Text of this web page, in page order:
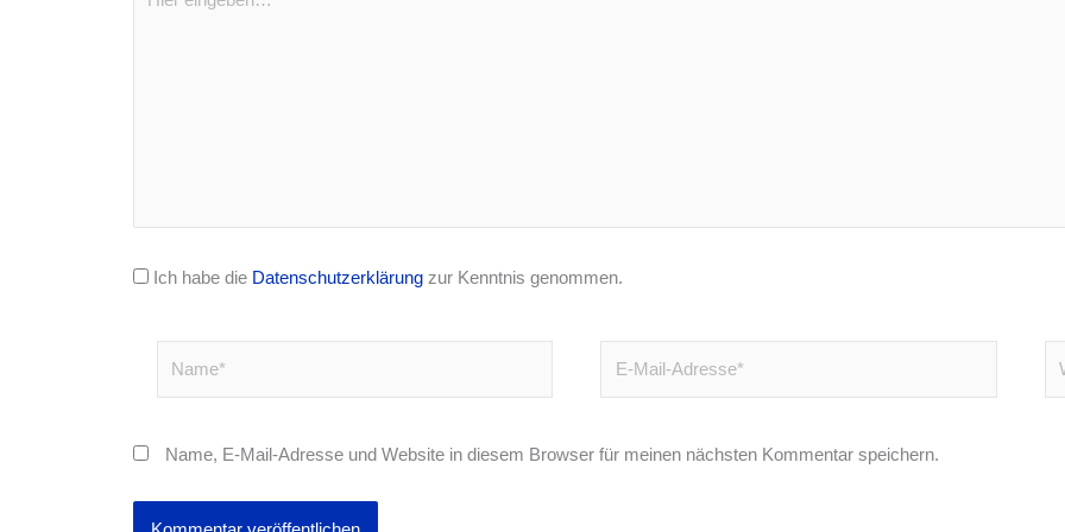
eingeben…
Ich habe die Datenschutzerklärung zur Kenntnis genommen.
Mail-
Name, E-Mail-Adresse und Website in diesem Browser für meinen nächsten Kommentar speichern.